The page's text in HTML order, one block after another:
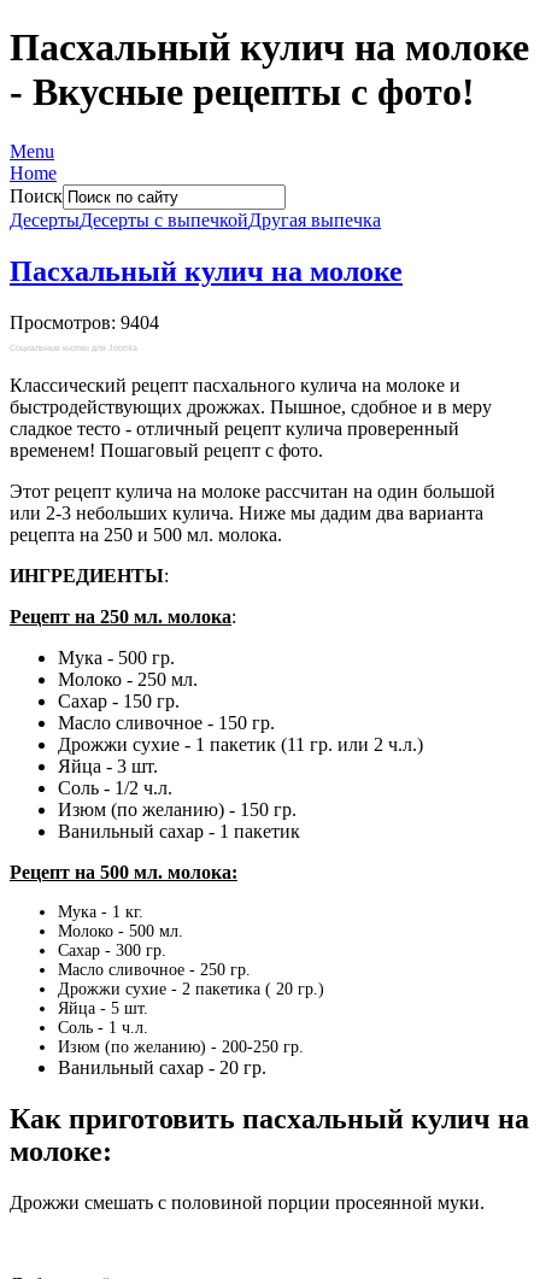
Пасхальный кулич на молоке
- Вкусные рецепты с фото!
Menu
Home
Поиск
ДесертыДесерты с выпечкойДругая выпечка
Пасхальный кулич на молоке
Просмотров: 9404
Социальные кнопки для Joomla
Классический рецепт пасхального кулича на молоке и
быстродействующих дрожжах. Пышное, сдобное и в меру
сладкое тесто - отличный рецепт кулича проверенный
временем! Пошаговый рецепт с фото.
Этот рецепт кулича на молоке рассчитан на один большой
или 2-3 небольших кулича. Ниже мы дадим два варианта
рецепта на 250 и 500 мл. молока.
ИНГРЕДИЕНТЫ:
Рецепт на 250 мл. молока:
Мука - 500 гр.
Молоко - 250 мл.
Сахар - 150 гр.
Масло сливочное - 150 гр.
Дрожжи сухие - 1 пакетик (11 гр. или 2 ч.л.)
Яйца - 3 шт.
Соль - 1/2 ч.л.
Изюм (по желанию) - 150 гр.
Ванильный сахар - 1 пакетик
Рецепт на 500 мл. молока:
Мука - 1 кг.
Молоко - 500 мл.
Сахар - 300 гр.
Масло сливочное - 250 гр.
Дрожжи сухие - 2 пакетика ( 20 гр.)
Яйца - 5 шт.
Соль - 1 ч.л.
Изюм (по желанию) - 200-250 гр.
Ванильный сахар - 20 гр.
Как приготовить пасхальный кулич на
молоке:
Дрожжи смешать с половиной порции просеянной муки.